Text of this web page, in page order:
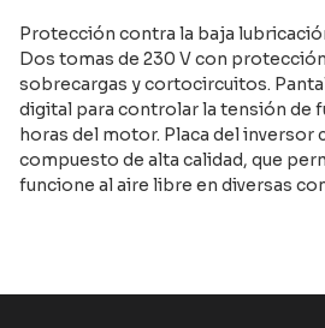
Protección contra la baja
Dos tomas de 230 V con
sobrecargas y cortocircuitos.
digital para controlar la tensión de
horas del motor. Placa del inversor
compuesto de alta calidad, que
funcione al aire libre en diversas